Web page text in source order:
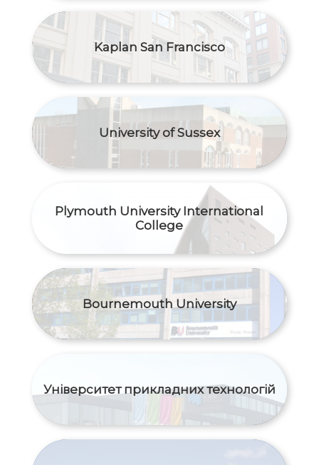
Kaplan San Francisco
University of Sussex
Plymouth University International
College
Bournemouth University
Університет прикладних технологій